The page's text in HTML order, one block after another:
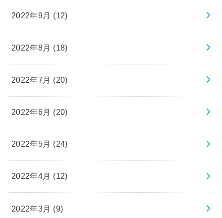
2022年9月 (12)
2022年8月 (18)
2022年7月 (20)
2022年6月 (20)
2022年5月 (24)
2022年4月 (12)
2022年3月 (9)